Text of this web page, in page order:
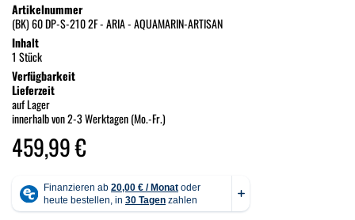
Artikelnummer
(BK) 60 DP-S-210 2F - ARIA - AQUAMARIN-ARTISAN
Inhalt
1 Stück
Verfügbarkeit
Lieferzeit
auf Lager
innerhalb von 2-3 Werktagen (Mo.-Fr.)
459,99 €